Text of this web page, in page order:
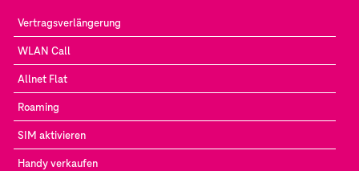
Vertragsverlängerung
WLAN Call
Allnet Flat
Roaming
SIM aktivieren
Handy verkaufen